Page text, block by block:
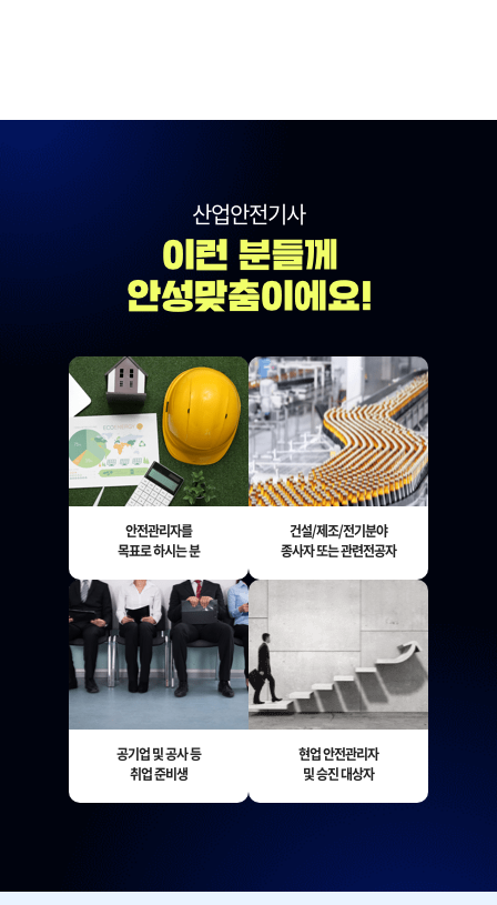
산업안전기사
안전관리자를
목표로 하시는 분
건설/제조/전기분야
종사자 또는 관련전공자
공기업 및 공사 등
취업 준비생
현업 안전관리자
및 승진 대상자